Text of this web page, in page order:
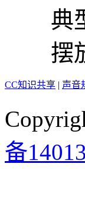
典型
摆
CC知识共享 | 声音
备